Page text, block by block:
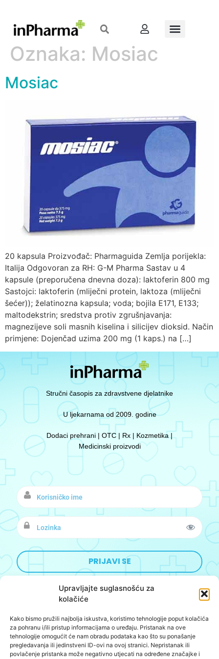
Upravljajte suglasnošću za
kolačiće
Kako bismo pružili najbolja iskustva, koristimo tehnologije poput kolačića
za pohranu i/ili pristup informacijama o uređaju. Pristanak na ove
tehnologije omogućit će nam obradu podataka kao što su ponašanje
pregledavanja ili jedinstveni ID-ovi na ovoj stranici. Nepristanak ili
povlačenje pristanka može negativno utjecati na određene značajke i
Oznaka: Mosiac
Mosiac
20 kapsula Proizvođač: Pharmaguida Zemlja porijekla:
Italija Odgovoran za RH: G-M Pharma Sastav u 4
kapsule (preporučena dnevna doza): laktoferin 800 mg
Sastojci: laktoferin (mliječni protein, laktoza (mliječni
šećer)); želatinozna kapsula; voda; bojila E171, E133;
maltodekstrin; sredstva protiv zgrušnjavanja:
magnezijeve soli masnih kiselina i silicijev dioksid. Način
primjene: Dojenčad uzima 200 mg (1 kaps.) na […]
Stručni časopis za zdravstvene djelatnike
U ljekarnama od 2009. godine
Dodaci prehrani | OTC | Rx | Kozmetika |
Medicinski proizvodi
Designed&Developed by:BoomBushBoo
O nama